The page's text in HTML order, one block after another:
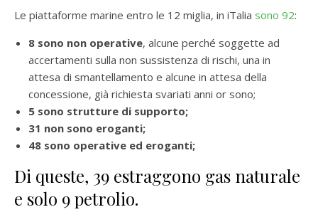
Le piattaforme marine entro le 12 miglia, in iTalia sono 92:
8 sono non operative, alcune perché soggette ad
accertamenti sulla non sussistenza di rischi, una in
attesa di smantellamento e alcune in attesa della
concessione, già richiesta svariati anni or sono;
5 sono strutture di supporto;
31 non sono eroganti;
48 sono operative ed eroganti;
Di queste, 39 estraggono gas naturale
e solo 9 petrolio.